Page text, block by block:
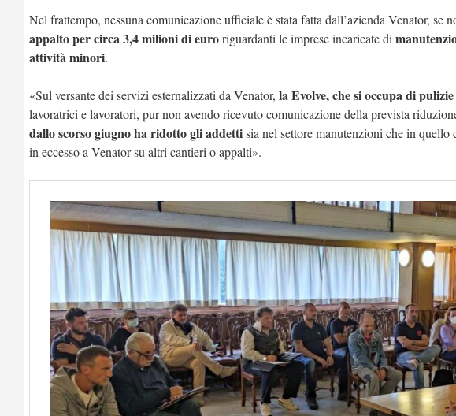
Nel frattempo, nessuna comunicazione ufficiale è stata fatta dall’azienda Venator, se
appalto per circa 3,4 milioni di euroriguardanti le imprese incaricate di
attività minori.
«Sul versante dei servizi esternalizzati da Venator, la Evolve, che si occupa di
lavoratrici e lavoratori, pur non avendo ricevuto comunicazione della prevista
dallo scorso giugno ha ridotto gli addettisia nel settore manutenzioni che in
in eccesso a Venator su altri cantieri o appalti».